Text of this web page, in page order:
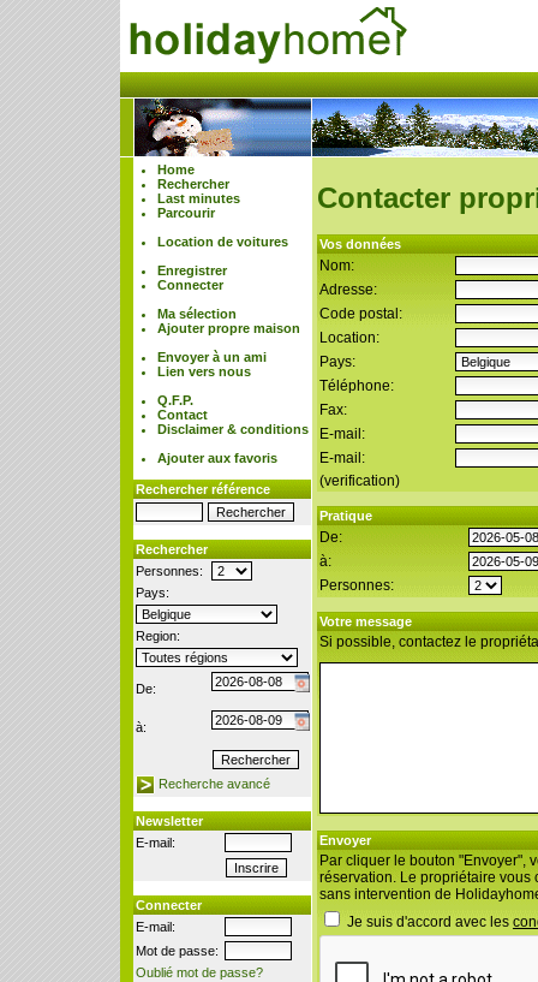
Home
Rechercher
Last minutes
Parcourir
Location de voitures
Enregistrer
Connecter
Ma sélection
Ajouter propre maison
Envoyer à un ami
Lien vers nous
Q.F.P.
Contact
Disclaimer & conditions
Ajouter aux favoris
Rechercher référence
Rechercher
Personnes:
Pays:
Region:
De:
à:
Recherche avancé
Newsletter
E-mail:
Connecter
E-mail:
Mot de passe:
Oublié mot de passe?
Contacter
Vos données
Nom:
Adresse:
Code postal:
Location:
Pays:
Téléphone:
Fax:
E-mail:
E-mail:
(verification)
Pratique
De:
à:
Personnes:
Votre message
Si possible, contactez le
Envoyer
Par cliquer le bouton "Envoyer",
réservation. Le propriétaire vous
sans intervention de
Je suis d'accord avec les